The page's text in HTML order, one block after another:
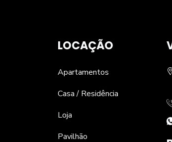
LOCAÇÃO
Apartamentos
Casa / Residência
Loja
Pavilhão